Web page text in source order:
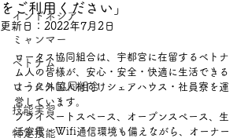
インドネシア
ミャンマー
ベトナム
ロータス協同組合
技能実習
特定技能
をご利用ください」
更新日： 2022年7月2日
ロータス協同組合は、宇都宮に在留するベトナ
ム人の皆様が、安心・安全・快適に生活できる
ように外国人材向けシェアハウス・社員寮を運
営しています。
プライベートスペース、オープンスペース、生
活家電・Wifi通信環境も備えながら、オーナー